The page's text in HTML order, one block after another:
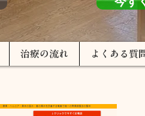
治療の流れ よくある質